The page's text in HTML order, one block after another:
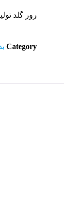
رور گلد
Category